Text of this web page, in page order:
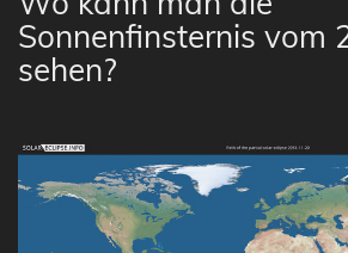
Sonnenfinsternis vom
sehen?